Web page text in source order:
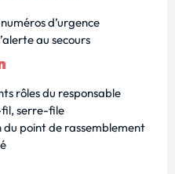
d’urgence
au secours
rôles du responsable
serre-file
point de rassemblement